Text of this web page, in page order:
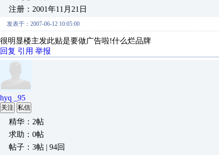
注册：2001年11月21日
发表于：2007-06-12 10:05:00
很明显楼主发此贴是要做广告啦!什么烂品牌
回复 引用 举报
hyq _95
关注 私信
精华：2帖
求助：0帖
帖子：3帖 | 94回